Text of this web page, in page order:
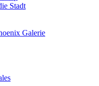
Stadt
Galerie